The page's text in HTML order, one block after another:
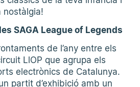
nostàlgia!
SAGA League of Legends
de l’any entre els
LlOP que agrupa els
electrònics de Catalunya.
partit d’exhibició amb un